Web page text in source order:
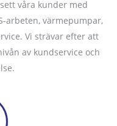
våra kunder med
arbeten, värmepumpar,
Vi strävar efter att
av kundservice och